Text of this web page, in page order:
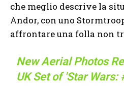
che meglio descrive la
Andor, con uno
affrontare una folla non
New Aerial Photos
UK Set of 'Star Wars: